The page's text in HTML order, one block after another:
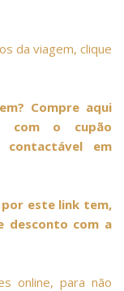
da viagem, clique
Compre aqui
com o cupão
contactável em
por este link tem,
desconto com a
online, para não